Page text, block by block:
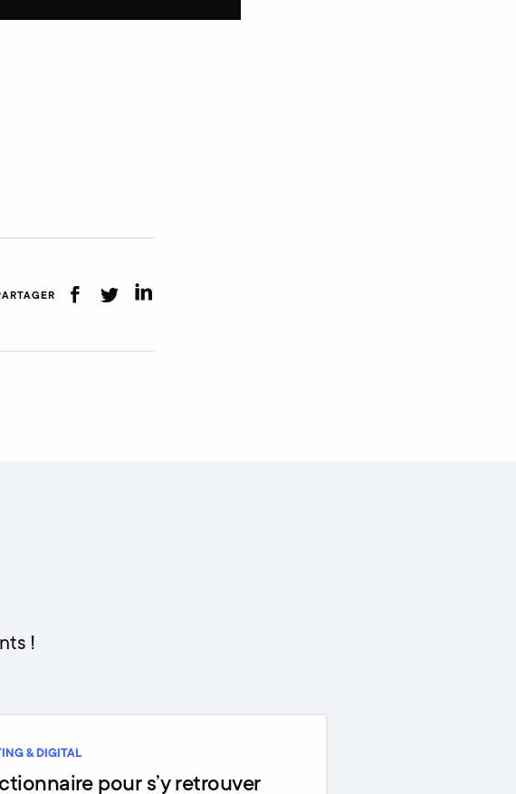
!
& DIGITAL
pour s’y retrouver